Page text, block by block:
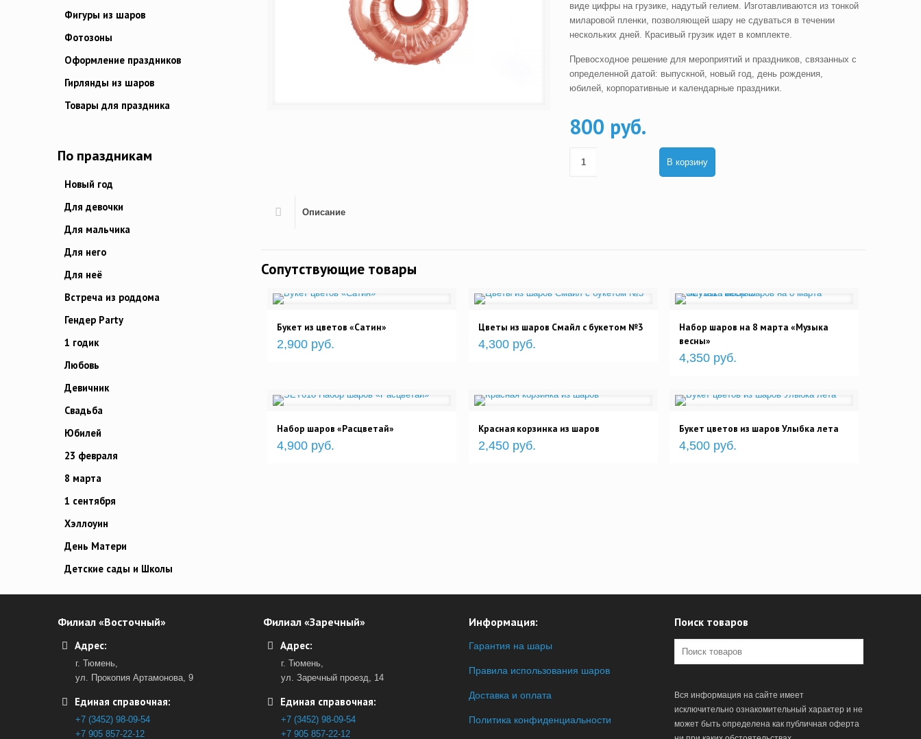
виде цифры на грузике, надутый гелием. Изготавливаются из тонкой
миларовой пленки, позволяющей шару не сдуваться в течении
нескольких дней. Красивый грузик идет в комплекте.
Превосходное решение для мероприятий и праздников, связанных с
определенной датой: выпускной, новый год, день рождения,
юбилей, корпоративные и календарные праздники.
800 руб.
В корзину
Описание
Сопутствующие товары
Букет из цветов «Сатин»
2,900 руб.
Цветы из шаров Смайл с букетом №3
4,300 руб.
Набор шаров на 8 марта «Музыка
весны»
4,350 руб.
Набор шаров «Расцветай»
4,900 руб.
Красная корзинка из шаров
2,450 руб.
Букет цветов из шаров Улыбка лета
4,500 руб.
Фигуры из шаров
Фотозоны
Оформление праздников
Гирлянды из шаров
Товары для праздника
По праздникам
Новый год
Для девочки
Для мальчика
Для него
Для неё
Встреча из роддома
Гендер Party
1 годик
Любовь
Девичник
Свадьба
Юбилей
23 февраля
8 марта
1 сентября
Хэллоуин
День Матери
Детские сады и Школы
Филиал «Восточный»
Адрес:
г. Тюмень,
ул. Прокопия Артамонова, 9
Единая справочная:
+7 (3452) 98-09-54
+7 905 857-22-12
Филиал «Заречный»
Адрес:
г. Тюмень,
ул. Заречный проезд, 14
Единая справочная:
+7 (3452) 98-09-54
+7 905 857-22-12
Информация:
Гарантия на шары
Правила использования шаров
Доставка и оплата
Политика конфиденциальности
Поиск товаров
Вся информация на сайте имеет
исключительно ознакомительный характер и не
может быть определена как публичная оферта